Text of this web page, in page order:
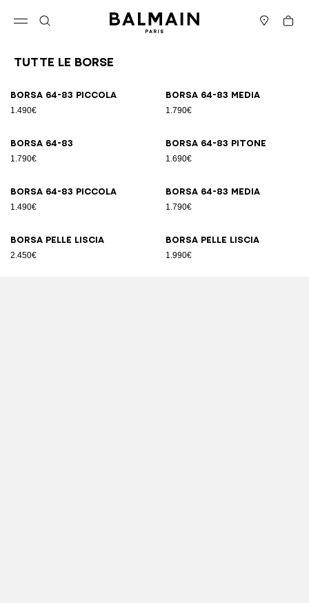
Tutte le Borse
Borsa 64-83 Piccola
1.490€
Borsa 64-83 Media
1.790€
Borsa 64-83
1.790€
Borsa 64-83 pitone
1.690€
Borsa 64-83 Piccola
1.490€
Borsa 64-83 Media
1.790€
Borsa pelle liscia
2.450€
Borsa pelle liscia
1.990€